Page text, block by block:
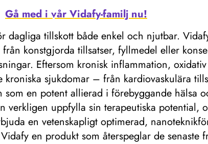
Gå med i vår Vidafy-familj nu!
tillskott både enkel och njutbar.
konstgjorda tillsatser, fyllmedel eller
Eftersom kronisk inflammation,
sjukdomar – från kardiovaskulära
en potent allierad i förebyggande hälsa
uppfylla sin terapeutiska potential,
en vetenskapligt optimerad,
en produkt som återspeglar de senaste